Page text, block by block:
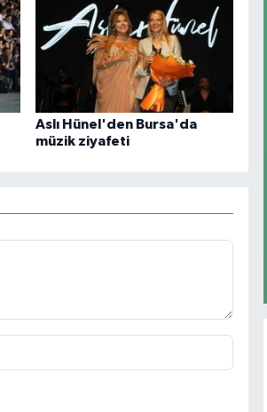
Aslı Hünel'den Bursa'da
müzik ziyafeti